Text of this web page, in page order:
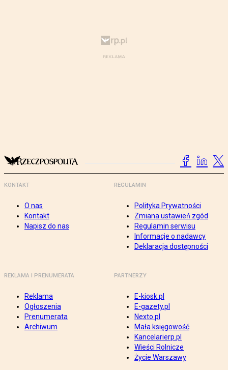
KONTAKT
O nas
Kontakt
Napisz do nas
REGULAMIN
Polityka Prywatności
Zmiana ustawień zgód
Regulamin serwisu
Informacje o nadawcy
Deklaracja dostępności
REKLAMA I PRENUMERATA
Reklama
Ogłoszenia
Prenumerata
Archiwum
PARTNERZY
E-kiosk.pl
E-gazety.pl
Nexto.pl
Mała księgowość
Kancelarierp.pl
Wieści Rolnicze
Życie Warszawy